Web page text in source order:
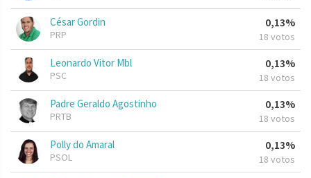
César Gordin
PRP
0,13%
18 votos
Leonardo Vitor Mbl
PSC
0,13%
18 votos
Padre Geraldo Agostinho
PRTB
0,13%
18 votos
Polly do Amaral
PSOL
0,13%
18 votos